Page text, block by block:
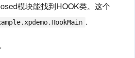
模块能找到HOOK类。这个
.